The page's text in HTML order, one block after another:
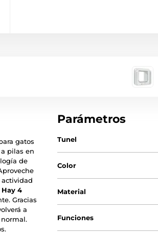
gatos
pilas en
de
Hay 4
Gracias
a
Parámetros
Tunel
Color
Material
Funciones